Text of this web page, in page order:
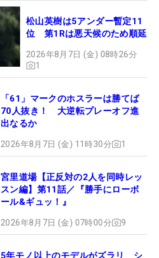
松山英樹は5アンダー暫定11
位 第1Rは悪天候のため順延
2026年8月7日 (金) 08時26分
1
「61」マークのホスラーは勝てば
70人抜き！ 大逆転プレーオフ進
出なるか
2026年8月7日 (金) 11時30分 1
宮里道場【正反対の2人を同時レッ
スン編】第11話／『勝手にローボ
ール&ギュッ！』
2026年8月7日 (金) 07時00分 9
5年モノ以上のモデルがズラリ シ